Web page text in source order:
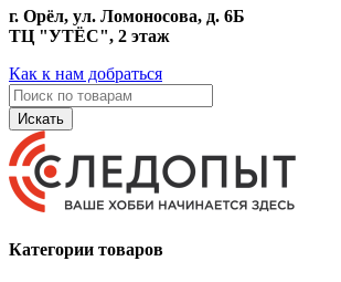
г. Орёл, ул. Ломоносова, д. 6Б
ТЦ "УТЁС", 2 этаж
Как к нам добраться
Искать
Категории товаров